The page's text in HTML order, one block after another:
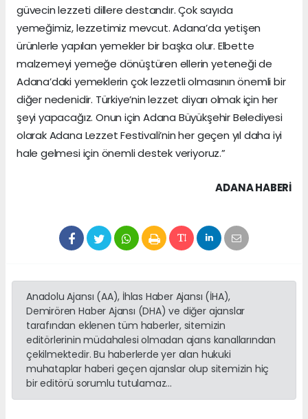
güvecin lezzeti dillere destandır. Çok sayıda
yemeğimiz, lezzetimiz mevcut. Adana’da yetişen
ürünlerle yapılan yemekler bir başka olur. Elbette
malzemeyi yemeğe dönüştüren ellerin yeteneği de
Adana’daki yemeklerin çok lezzetli olmasının önemli bir
diğer nedenidir. Türkiye’nin lezzet diyarı olmak için her
şeyi yapacağız. Onun için Adana Büyükşehir Belediyesi
olarak Adana Lezzet Festivali’nin her geçen yıl daha iyi
hale gelmesi için önemli destek veriyoruz.”
ADANA HABERİ
Anadolu Ajansı (AA), İhlas Haber Ajansı (İHA),
Demirören Haber Ajansı (DHA) ve diğer ajanslar
tarafından eklenen tüm haberler, sitemizin
editörlerinin müdahalesi olmadan ajans kanallarından
çekilmektedir. Bu haberlerde yer alan hukuki
muhataplar haberi geçen ajanslar olup sitemizin hiç
bir editörü sorumlu tutulamaz...